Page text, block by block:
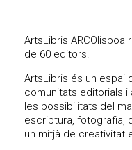
ArtsLibris
de 60 editors.
ArtsLibris és un espai
comunitats editorials i
les possibilitats del
escriptura, fotografia,
un mitjà de creativitat